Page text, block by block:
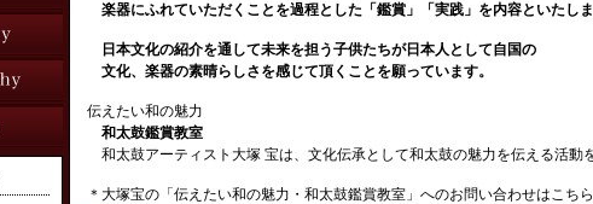
楽器にふれていただくことを過程とした「鑑賞」「実践」を内容といたし
日本文化の紹介を通して未来を担う子供たちが日本人として自国の
文化、楽器の素晴らしさを感じて頂くことを願っています。
伝えたい和の魅力
和太鼓鑑賞教室
和太鼓アーティスト大塚 宝は、文化伝承として和太鼓の魅力を伝える活動
＊大塚宝の「伝えたい和の魅力・和太鼓鑑賞教室」へのお問い合わせはこち